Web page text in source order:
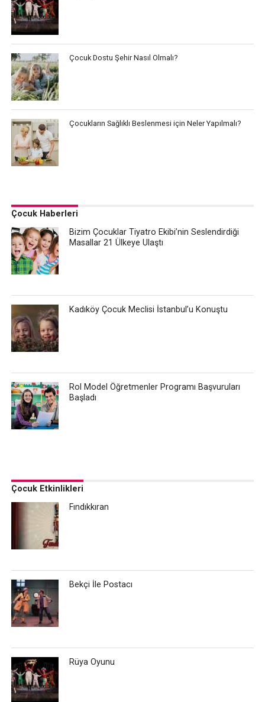
Çocuk Dostu Şehir Nasıl Olmalı?
Çocukların Sağlıklı Beslenmesi için Neler Yapılmalı?
Çocuk Haberleri
Bizim Çocuklar Tiyatro Ekibi’nin Seslendirdiği
Masallar 21 Ülkeye Ulaştı
Kadıköy Çocuk Meclisi İstanbul’u Konuştu
Rol Model Öğretmenler Programı Başvuruları
Başladı
Çocuk Etkinlikleri
Fındıkkıran
Bekçi İle Postacı
Rüya Oyunu